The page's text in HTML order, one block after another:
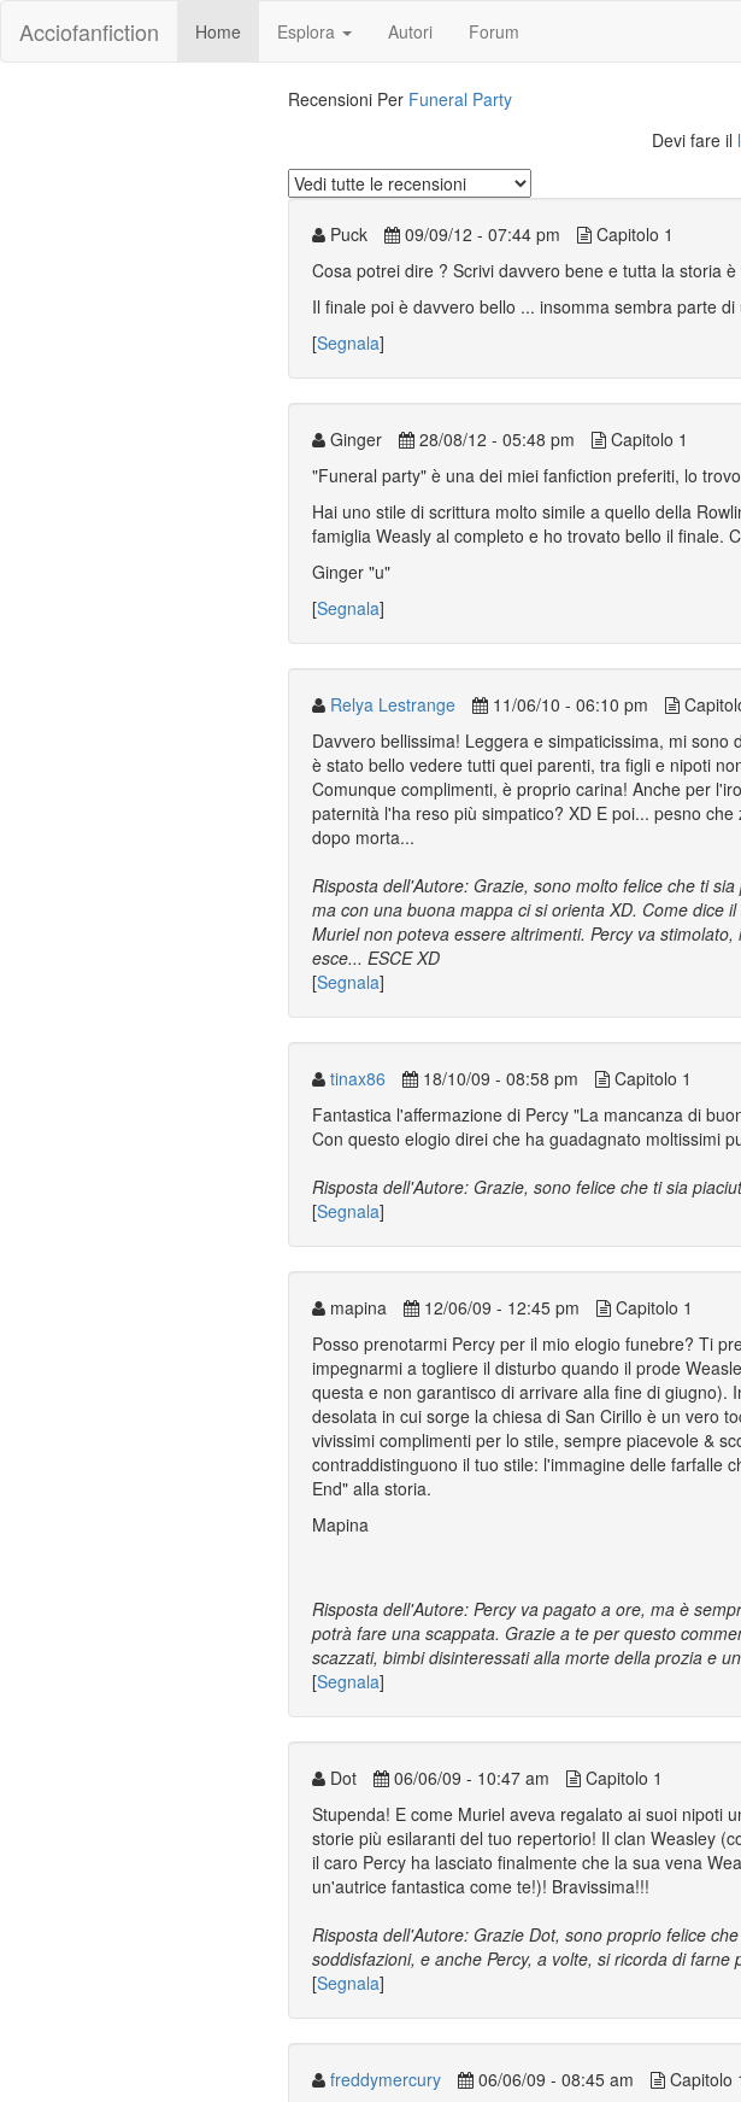
Acciofanfiction Home Esplora Autori Forum
Recensioni Per Funeral Party
Devi fare il
Puck 09/09/12 - 07:44 pm
Capitolo 1
Cosa potrei dire ? Scrivi davvero bene e tutta la storia
Il finale poi è davvero bello ... insomma sembra parte
[Segnala]
Ginger 28/08/12 - 05:48 pm
Capitolo 1
"Funeral party" è una dei miei fanfiction preferiti, lo
Hai uno stile di scrittura molto simile a quello della
famiglia Weasly al completo e ho trovato bello il finale.
Ginger "u"
[Segnala]
Relya Lestrange 11/06/10 - 06:10 pm
Davvero bellissima! Leggera e simpaticissima, mi
è stato bello vedere tutti quei parenti, tra figli e nipoti
Comunque complimenti, è proprio carina! Anche per
paternità l'ha reso più simpatico? XD E poi... pesno
dopo morta...
Risposta dell'Autore: Grazie, sono molto felice che ti
ma con una buona mappa ci si orienta XD. Come dice
Muriel non poteva essere altrimenti. Percy va
esce... ESCE XD
[Segnala]
tinax86 18/10/09 - 08:58 pm
Capitolo 1
Fantastica l'affermazione di Percy "La mancanza di
Con questo elogio direi che ha guadagnato moltissimi
Risposta dell'Autore: Grazie, sono felice che ti sia
[Segnala]
mapina 12/06/09 - 12:45 pm
Capitolo 1
Posso prenotarmi Percy per il mio elogio funebre? Ti
impegnarmi a togliere il disturbo quando il prode
questa e non garantisco di arrivare alla fine di
desolata in cui sorge la chiesa di San Cirillo è un vero
vivissimi complimenti per lo stile, sempre piacevole &
contraddistinguono il tuo stile: l'immagine delle farfalle
End" alla storia.
Mapina
Risposta dell'Autore: Percy va pagato a ore, ma è
potrà fare una scappata. Grazie a te per questo
scazzati, bimbi disinteressati alla morte della prozia e
[Segnala]
Dot 06/06/09 - 10:47 am
Capitolo 1
Stupenda! E come Muriel aveva regalato ai suoi nipoti
storie più esilaranti del tuo repertorio! Il clan Weasley
il caro Percy ha lasciato finalmente che la sua vena
un'autrice fantastica come te!)! Bravissima!!!
Risposta dell'Autore: Grazie Dot, sono proprio felice
soddisfazioni, e anche Percy, a volte, si ricorda di
[Segnala]
freddymercury 06/06/09 - 08:45 am
Capitolo